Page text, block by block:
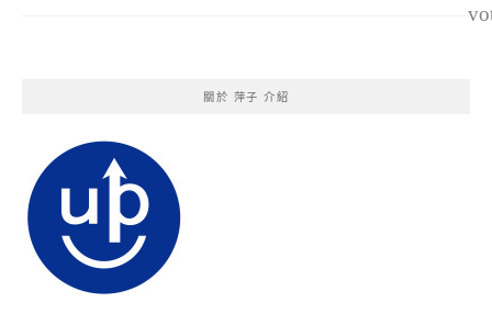
關於 萍子 介紹